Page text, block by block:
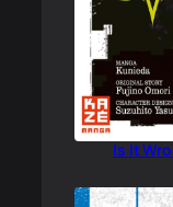
Is It